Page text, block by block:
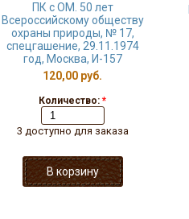
ПК с ОМ. 50 лет
Всероссийскому обществу
охраны природы, № 17,
спецгашение, 29.11.1974
год, Москва, И-157
120,00 руб.
Количество: *
3 доступно для заказа